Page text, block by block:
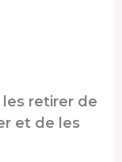
retirer de
et de les